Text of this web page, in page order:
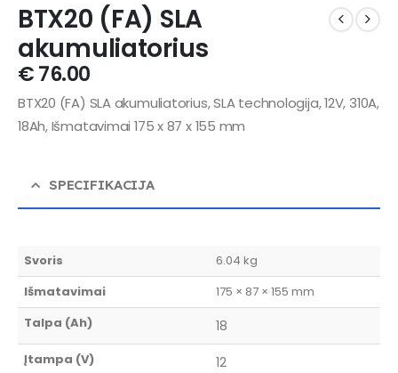
BTX20 (FA) SLA
akumuliatorius
€76.00
BTX20 (FA) SLA akumuliatorius, SLA technologija, 12V, 310A,
18Ah, Išmatavimai 175 x 87 x 155 mm
SPECIFIKACIJA
Svoris
6.04 kg
Išmatavimai
175 × 87 × 155 mm
Talpa (Ah)
18
Įtampa (V) 12